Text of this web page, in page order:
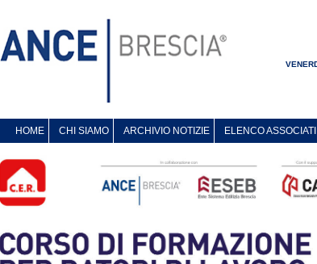
HOME CHI SIAMO ARCHIVIO NOTIZIE ELENCO ASSOCIATI